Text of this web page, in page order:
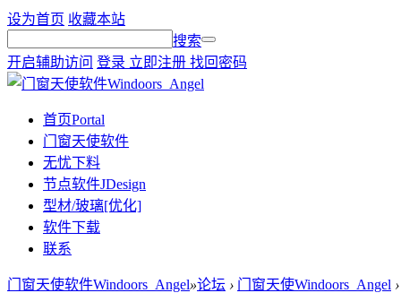
设为首页 收藏本站
搜索
开启辅助访问 登录 立即注册 找回密码
首页Portal
门窗天使软件
无忧下料
节点软件JDesign
型材/玻璃[优化]
软件下载
联系
门窗天使软件Windoors_Angel»论坛 › 门窗天使Windoors_Angel ›